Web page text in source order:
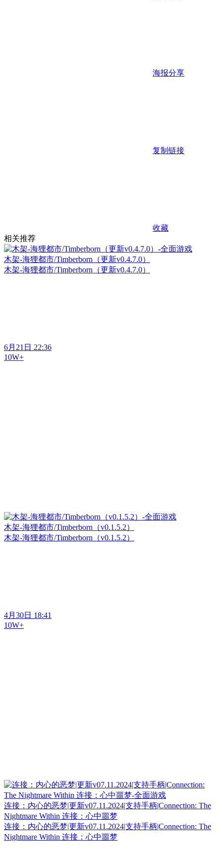
海报分享
复制链接
收藏
相关推荐
木架-海狸都市/Timberborn（更新v0.4.7.0）
木架-海狸都市/Timberborn（更新v0.4.7.0）
6月21日 22:36
10W+
木架-海狸都市/Timberborn（v0.1.5.2）
木架-海狸都市/Timberborn（v0.1.5.2）
4月30日 18:41
10W+
连接：内心的恶梦|更新v07.11.2024|支持手柄|Connection: The
Nightmare Within 连接：心中噩梦
连接：内心的恶梦|更新v07.11.2024|支持手柄|Connection: The
Nightmare Within 连接：心中噩梦